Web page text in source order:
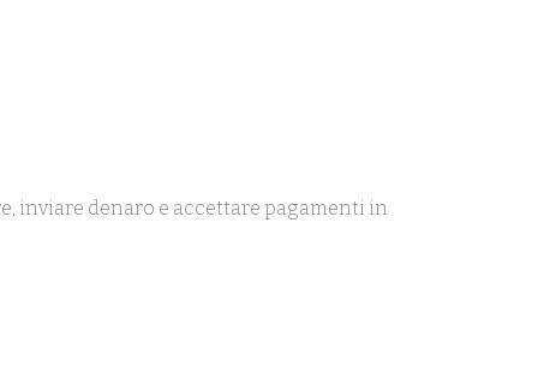
inviare denaro e accettare pagamenti in